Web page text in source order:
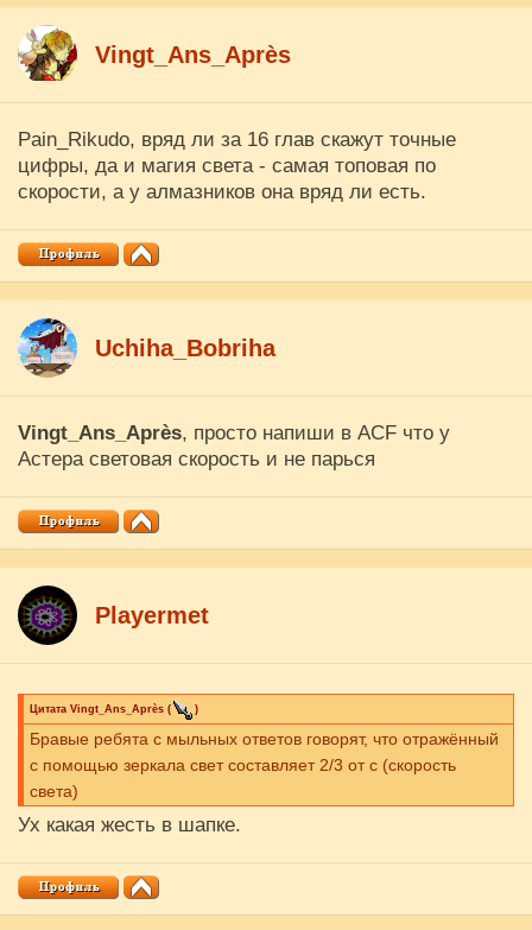
Vingt_Ans_Après
Pain_Rikudo, вряд ли за 16 глав скажут точные
цифры, да и магия света - самая топовая по
скорости, а у алмазников она вряд ли есть.
Uchiha_Bobriha
Vingt_Ans_Après, просто напиши в ACF что у
Астера световая скорость и не парься
Playermet
Цитата Vingt_Ans_Après ( )
Бравые ребята с мыльных ответов говорят, что отражённый
с помощью зеркала свет составляет 2/3 от с (скорость
света)
Ух какая жесть в шапке.